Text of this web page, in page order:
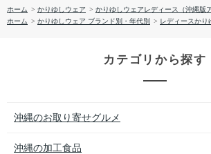
ホーム > かりゆしウェア > かりゆしウェアレディース（沖縄版
ホーム > かりゆしウェア ブランド別・年代別 > レディースかり
カテゴリから探す
沖縄のお取り寄せグルメ
沖縄の加工食品